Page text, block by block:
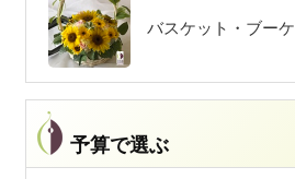
バスケット・ブーケ
予算で選ぶ